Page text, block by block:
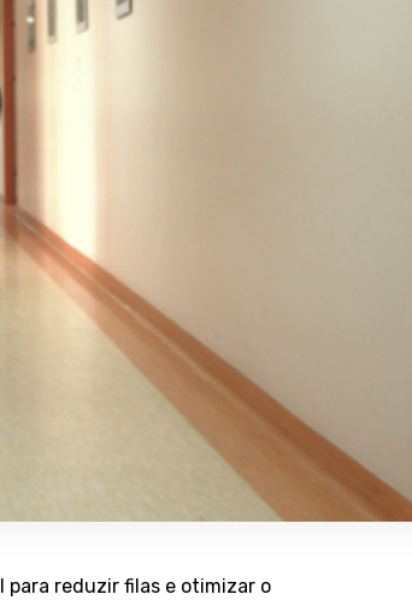
para reduzir filas e otimizar o